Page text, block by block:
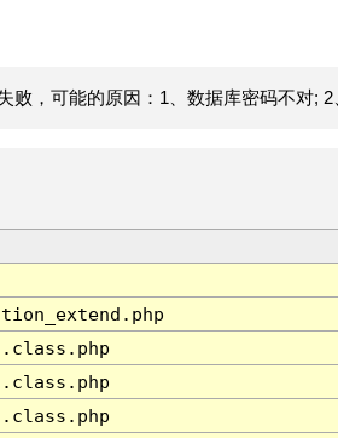
败，可能的原因：1、数据库密码不对; 2